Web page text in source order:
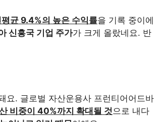
균 9.4%의 높은 수익률을 기록 중이에
신흥국 기업 주가가 크게 올랐네요. 반
요. 글로벌 자산운용사 프런티어어드바
비중이 40%까지 확대될 것으로 내다